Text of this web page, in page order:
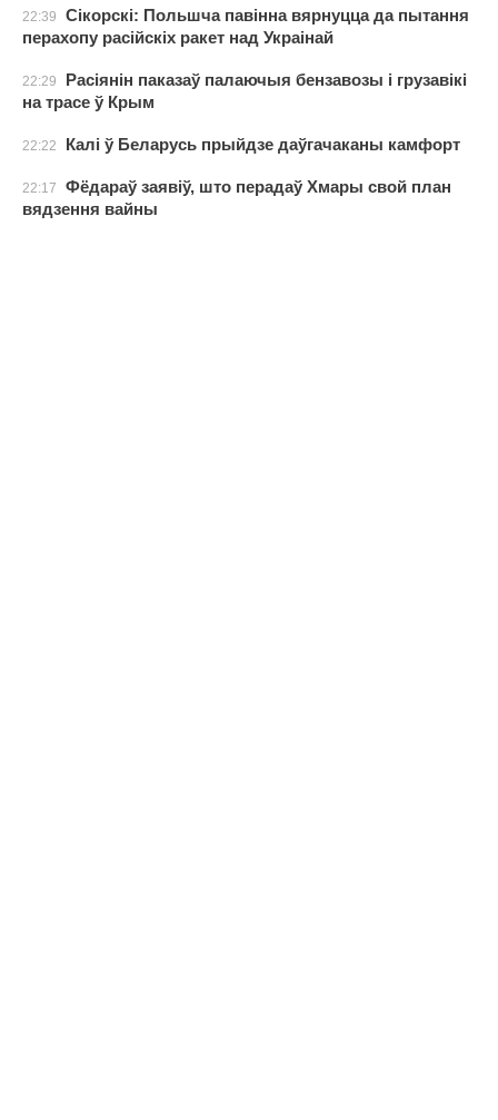
22:39
Сікорскі: Польшча павінна вярнуцца да пытання
перахопу расійскіх ракет над Украінай
22:29
Расіянін паказаў палаючыя бензавозы і грузавікі
на трасе ў Крым
22:22 Калі ў Беларусь прыйдзе даўгачаканы камфорт
22:17
Фёдараў заявіў, што перадаў Хмары свой план
вядзення вайны